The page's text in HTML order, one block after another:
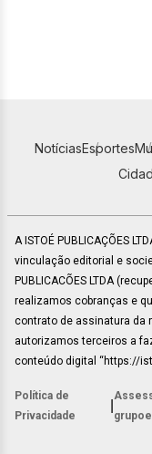
NotíciasEsportes
A ISTOÉ PUBLICAÇÕES
vinculação editorial e
PUBLICACÕES LTDA
realizamos cobranças e
contrato de assinatura da
autorizamos terceiros a
conteúdo digital “https://
Política de
Privacidade